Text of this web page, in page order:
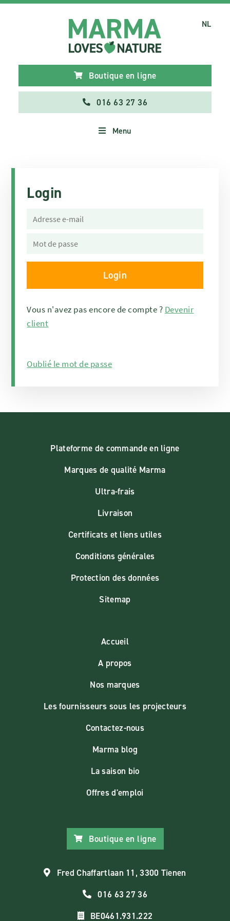
Boutique en ligne
016 63 27 36
Menu
NL
Login
Vous n'avez pas encore de compte ? Devenir
client
Oublié le mot de passe
Plateforme de commande en ligne
Marques de qualité Marma
Ultra-frais
Livraison
Certificats et liens utiles
Conditions générales
Protection des données
Sitemap
Accueil
A propos
Nos marques
Les fournisseurs sous les projecteurs
Contactez-nous
Marma blog
La saison bio
Offres d'emploi
Boutique en ligne
Fred Chaffartlaan 11, 3300 Tienen
016 63 27 36
BE0461.931.222